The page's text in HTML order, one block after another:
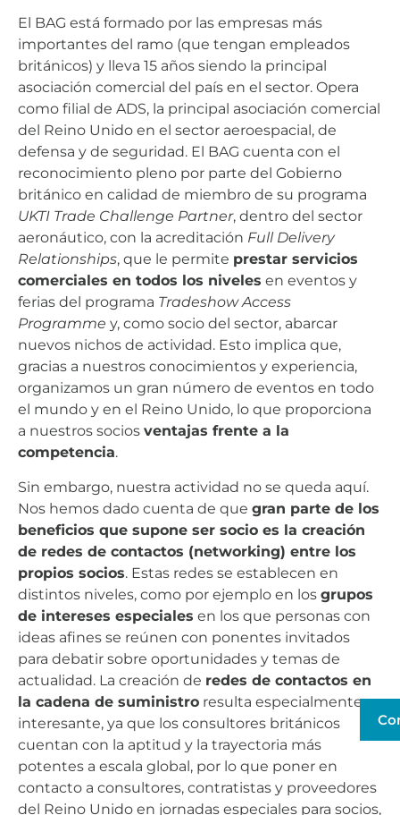
El BAG está formado por las empresas más
importantes del ramo (que tengan empleados
británicos) y lleva 15 años siendo la principal
asociación comercial del país en el sector. Opera
como filial de ADS, la principal asociación comercial
del Reino Unido en el sector aeroespacial, de
defensa y de seguridad. El BAG cuenta con el
reconocimiento pleno por parte del Gobierno
británico en calidad de miembro de su programa
UKTI Trade Challenge Partner, dentro del sector
aeronáutico, con la acreditación Full Delivery
Relationships, que le permite prestar servicios
comerciales en todos los niveles en eventos y
ferias del programa Tradeshow Access
Programme y, como socio del sector, abarcar
nuevos nichos de actividad. Esto implica que,
gracias a nuestros conocimientos y experiencia,
organizamos un gran número de eventos en todo
el mundo y en el Reino Unido, lo que proporciona
a nuestros socios ventajas frente a la
competencia.
Sin embargo, nuestra actividad no se queda aquí.
Nos hemos dado cuenta de que gran parte de los
beneficios que supone ser socio es la creación
de redes de contactos (networking) entre los
propios socios. Estas redes se establecen en
distintos niveles, como por ejemplo en los grupos
de intereses especiales en los que personas con
ideas afines se reúnen con ponentes invitados
para debatir sobre oportunidades y temas de
actualidad. La creación de redes de contactos en
la cadena de suministro resulta especialmente
interesante, ya que los consultores británicos
cuentan con la aptitud y la trayectoria más
potentes a escala global, por lo que poner en
contacto a consultores, contratistas y proveedores
del Reino Unido en jornadas especiales para socios,